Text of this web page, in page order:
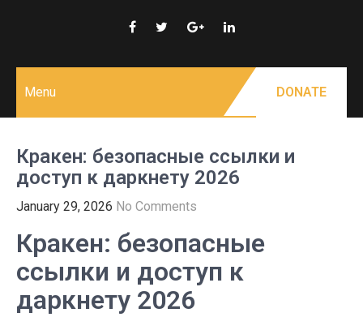
Menu DONATE
Кракен: безопасные ссылки и
доступ к даркнету 2026
January 29, 2026 No Comments
Кракен: безопасные
ссылки и доступ к
даркнету 2026